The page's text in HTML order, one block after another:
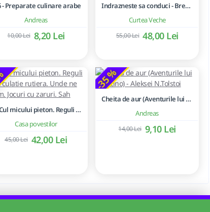
Andreas
- Preparate culinare arabe
8,20 Lei
10,00 Lei
Curtea Veche
Indrazneste sa conduci - Brene Brown
48,00 Lei
55,00 Lei
Casa povestilor
ABCul micului pieton. Reguli de circulatie rutiera. Unde ne jucam. Jocuri cu zaruri. Sah
42,00 Lei
45,00 Lei
-35 %
Andreas
Cheita de aur (Aventurile lui Buratino) - Aleksei N.Tolstoi
9,10 Lei
14,00 Lei